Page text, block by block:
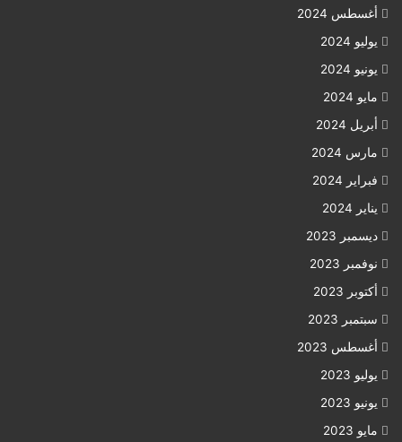
أغسطس 2024
يوليو 2024
يونيو 2024
مايو 2024
أبريل 2024
مارس 2024
فبراير 2024
يناير 2024
ديسمبر 2023
نوفمبر 2023
أكتوبر 2023
سبتمبر 2023
أغسطس 2023
يوليو 2023
يونيو 2023
مايو 2023